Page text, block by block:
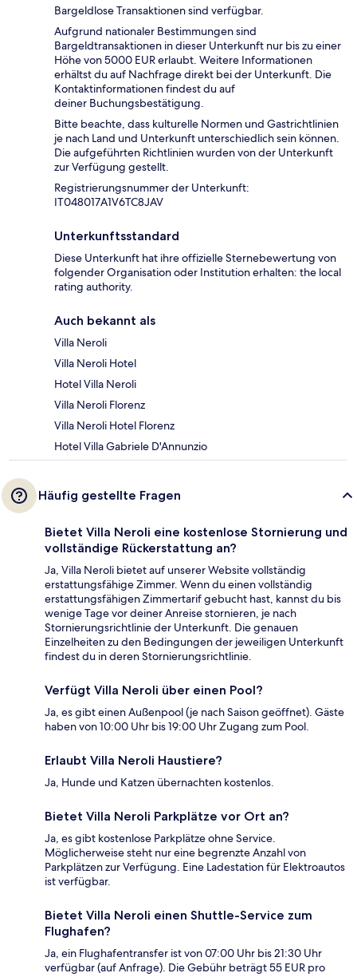
Bargeldlose Transaktionen sind verfügbar.
Aufgrund nationaler Bestimmungen sind
Bargeldtransaktionen in dieser Unterkunft nur bis zu einer
Höhe von 5000 EUR erlaubt. Weitere Informationen
erhältst du auf Nachfrage direkt bei der Unterkunft. Die
Kontaktinformationen findest du auf
deiner Buchungsbestätigung.
Bitte beachte, dass kulturelle Normen und Gastrichtlinien
je nach Land und Unterkunft unterschiedlich sein können.
Die aufgeführten Richtlinien wurden von der Unterkunft
zur Verfügung gestellt.
Registrierungsnummer der Unterkunft:
IT048017A1V6TC8JAV
Unterkunftsstandard
Diese Unterkunft hat ihre offizielle Sternebewertung von
folgender Organisation oder Institution erhalten: the local
rating authority.
Auch bekannt als
Villa Neroli
Villa Neroli Hotel
Hotel Villa Neroli
Villa Neroli Florenz
Villa Neroli Hotel Florenz
Hotel Villa Gabriele D'Annunzio
Häufig gestellte Fragen
Bietet Villa Neroli eine kostenlose Stornierung und
vollständige Rückerstattung an?
Ja, Villa Neroli bietet auf unserer Website vollständig
erstattungsfähige Zimmer. Wenn du einen vollständig
erstattungsfähigen Zimmertarif gebucht hast, kannst du bis
wenige Tage vor deiner Anreise stornieren, je nach
Stornierungsrichtlinie der Unterkunft. Die genauen
Einzelheiten zu den Bedingungen der jeweiligen Unterkunft
findest du in deren Stornierungsrichtlinie.
Verfügt Villa Neroli über einen Pool?
Ja, es gibt einen Außenpool (je nach Saison geöffnet). Gäste
haben von 10:00 Uhr bis 19:00 Uhr Zugang zum Pool.
Erlaubt Villa Neroli Haustiere?
Ja, Hunde und Katzen übernachten kostenlos.
Bietet Villa Neroli Parkplätze vor Ort an?
Ja, es gibt kostenlose Parkplätze ohne Service.
Möglicherweise steht nur eine begrenzte Anzahl von
Parkplätzen zur Verfügung. Eine Ladestation für Elektroautos
ist verfügbar.
Bietet Villa Neroli einen Shuttle-Service zum
Flughafen?
Ja, ein Flughafentransfer ist von 07:00 Uhr bis 21:30 Uhr
verfügbar (auf Anfrage). Die Gebühr beträgt 55 EUR pro